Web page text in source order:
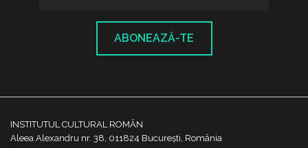
ABONEAZĂ-TE
INSTITUTUL CULTURAL ROMÂN
Aleea Alexandru nr. 38, 011824 București, România